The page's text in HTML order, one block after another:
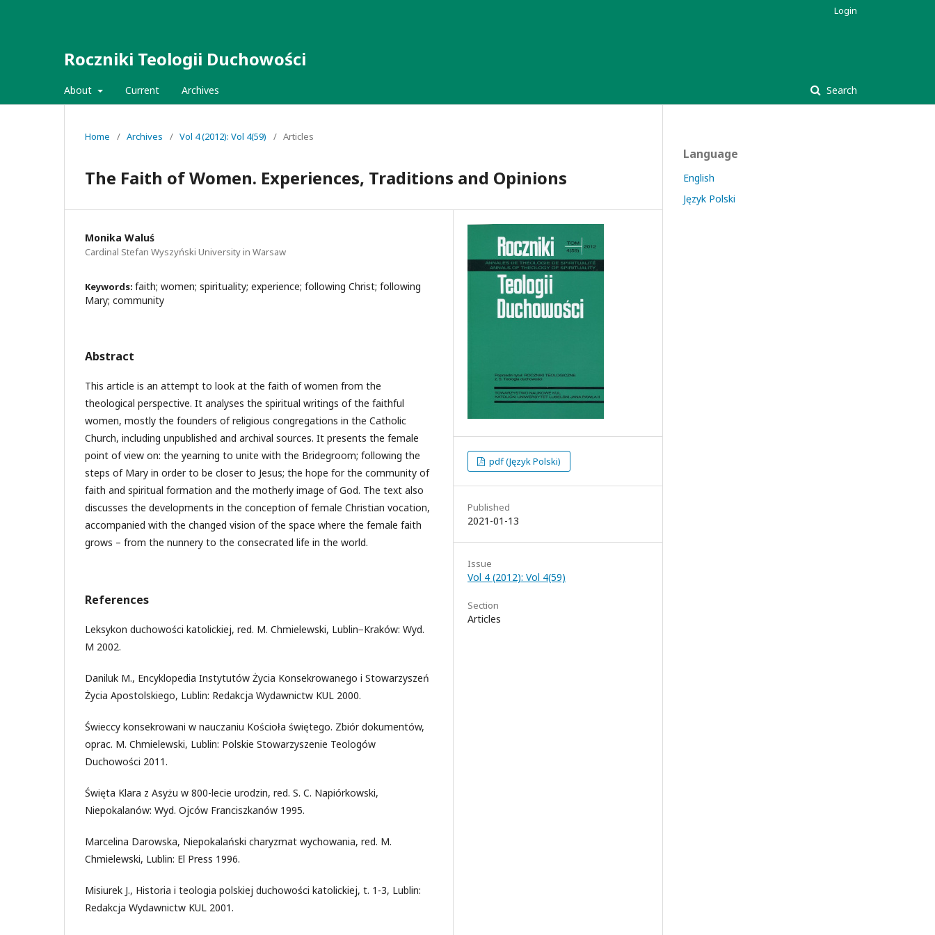
Roczniki Teologii Duchowości
About Current Archives Search
Login
Home / Archives / Vol 4 (2012): Vol 4(59) / Articles
The Faith of Women. Experiences, Traditions and Opinions
Monika Waluś
Cardinal Stefan Wyszyński University in Warsaw
Keywords: faith; women; spirituality; experience; following Christ; following
Mary; community
Abstract
This article is an attempt to look at the faith of women from the
theological perspective. It analyses the spiritual writings of the faithful
women, mostly the founders of religious congregations in the Catholic
Church, including unpublished and archival sources. It presents the female
point of view on: the yearning to unite with the Bridegroom; following the
steps of Mary in order to be closer to Jesus; the hope for the community of
faith and spiritual formation and the motherly image of God. The text also
discusses the developments in the conception of female Christian vocation,
accompanied with the changed vision of the space where the female faith
grows – from the nunnery to the consecrated life in the world.
References
Leksykon duchowości katolickiej, red. M. Chmielewski, Lublin−Kraków: Wyd.
M 2002.
Daniluk M., Encyklopedia Instytutów Życia Konsekrowanego i Stowarzyszeń
Życia Apostolskiego, Lublin: Redakcja Wydawnictw KUL 2000.
Świeccy konsekrowani w nauczaniu Kościoła świętego. Zbiór dokumentów,
oprac. M. Chmielewski, Lublin: Polskie Stowarzyszenie Teologów
Duchowości 2011.
Święta Klara z Asyżu w 800-lecie urodzin, red. S. C. Napiórkowski,
Niepokalanów: Wyd. Ojców Franciszkanów 1995.
Marcelina Darowska, Niepokalański charyzmat wychowania, red. M.
Chmielewski, Lublin: El Press 1996.
Misiurek J., Historia i teologia polskiej duchowości katolickiej, t. 1-3, Lublin:
Redakcja Wydawnictw KUL 2001.
pdf (Język Polski)
Published
2021-01-13
Issue
Vol 4 (2012): Vol 4(59)
Section
Articles
Language
English
Język Polski